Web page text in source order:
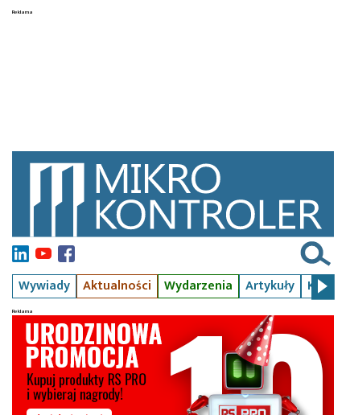
Wywiady Aktualności Wydarzenia Artykuły Kursy